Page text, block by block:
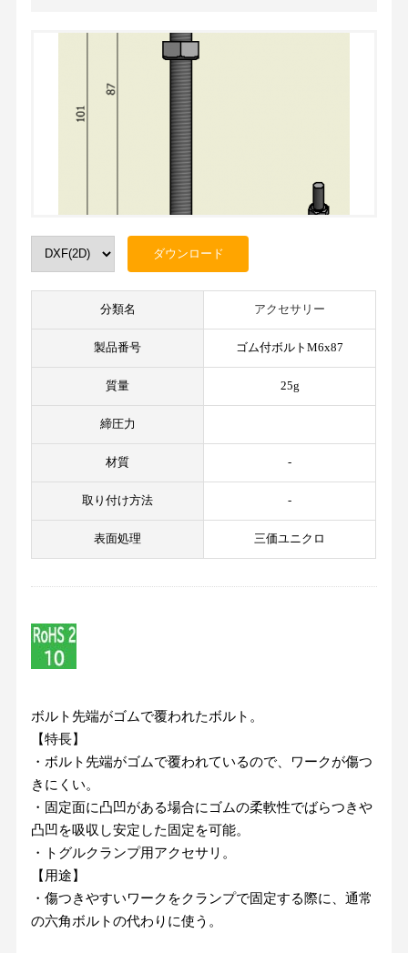
分類名 アクセサリー
製品番号 ゴム付ボルトM6x87
質量 25g
締圧力
材質 -
取り付け方法 -
表面処理 三価ユニクロ
ボルト先端がゴムで覆われたボルト。
【特長】
・ボルト先端がゴムで覆われているので、ワークが傷つ
きにくい。
・固定面に凸凹がある場合にゴムの柔軟性でばらつきや
凸凹を吸収し安定した固定を可能。
・トグルクランプ用アクセサリ。
【用途】
・傷つきやすいワークをクランプで固定する際に、通常
の六角ボルトの代わりに使う。